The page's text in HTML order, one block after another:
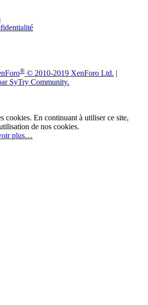
® © 2010-2019 XenForo Ltd. |
SyTry Community.
cookies. En continuant à utiliser ce site,
de nos cookies.
plus…